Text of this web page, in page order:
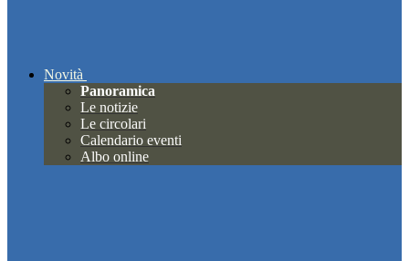
Novità
Panoramica
Le notizie
Le circolari
Calendario eventi
Albo online